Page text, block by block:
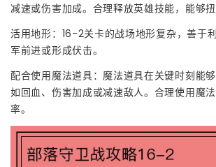
减速或伤害加成。合理释放英雄技能，能够扭
活用地形：16-2关卡的战场地形复杂，善于
军前进或形成伏击。
配合使用魔法道具：魔法道具在关键时刻能
如回血、伤害加成或减速敌人。合理使用魔
率。